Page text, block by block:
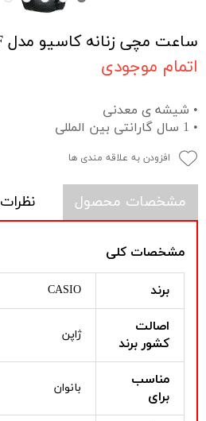
ساعت مچی زنانه کاسیو مدل LTP-1095E-7ADF
اتمام موجودی
• شیشه ی معدنی
• 1 سال گارانتی بین المللی
افزودن به علاقه مندی ها
مشخصات محصول نظرات
مشخصات کلی
برند CASIO
اصالت
کشور برند
ژاپن
مناسب
برای
بانوان